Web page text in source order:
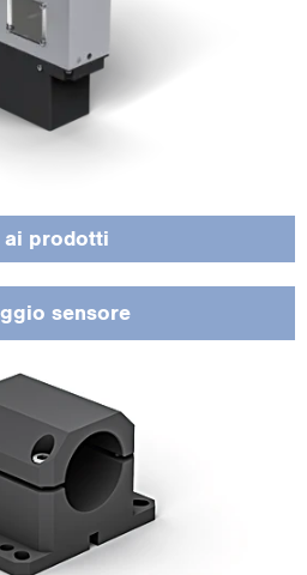
ai pro­dot­ti
sen­so­re
e ga­ran­ti­sce il sup­por­to giu­sto per ogni ap­
pli­ca­zio­ne.
tra cui va­rian­ti a ca­te­na e ro­bo­tiz­za­te,
flessibilità e affidabilità.